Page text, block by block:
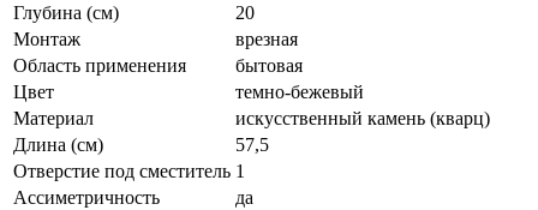
Глубина (см)
20
Монтаж
врезная
Область применения
бытовая
Цвет
темно-бежевый
Материал
искусственный камень (кварц)
Длина (см)
57,5
Отверстие под сместитель 1
Ассиметричность
да